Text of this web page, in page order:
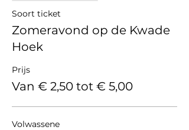
Soort ticket
Zomeravond op de Kwade
Hoek
Prijs
Van € 2,50 tot € 5,00
Volwassene